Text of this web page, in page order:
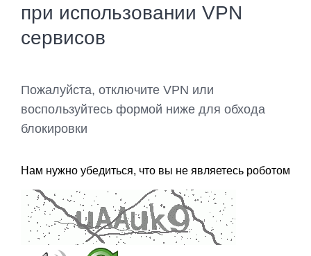
при использовании VPN
сервисов
Пожалуйста, отключите VPN или
воспользуйтесь формой ниже для обхода
блокировки
Нам нужно убедиться, что вы не являетесь роботом